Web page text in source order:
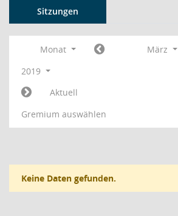
Sitzungen
Monat
März
2019
Aktuell
Gremium auswählen
Keine Daten gefunden.